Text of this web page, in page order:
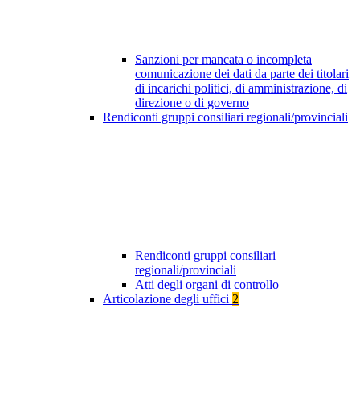
Sanzioni per mancata o incompleta
comunicazione dei dati da parte dei titolari
di incarichi politici, di amministrazione, di
direzione o di governo
Rendiconti gruppi consiliari regionali/provinciali
Rendiconti gruppi consiliari
regionali/provinciali
Atti degli organi di controllo
Articolazione degli uffici 2